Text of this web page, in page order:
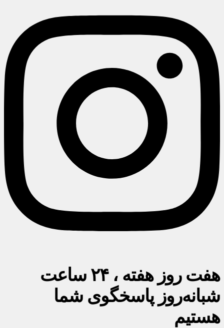
هفت روز هفته ، ۲۴ ساعت
شبانه‌روز پاسخگوی شما
هستیم